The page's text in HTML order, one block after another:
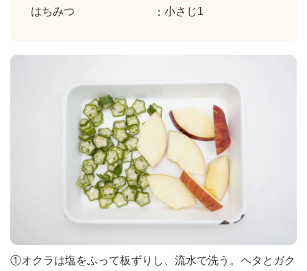
はちみつ
小さじ1
①オクラは塩をふって板ずりし、流水で洗う。ヘタとガク